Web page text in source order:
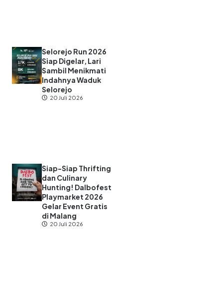
Selorejo Run 2026
Siap Digelar, Lari
Sambil Menikmati
Indahnya Waduk
Selorejo
20 Juli 2026
Siap-Siap Thrifting
dan Culinary
Hunting! Dalbofest
Playmarket 2026
Gelar Event Gratis
di Malang
20 Juli 2026